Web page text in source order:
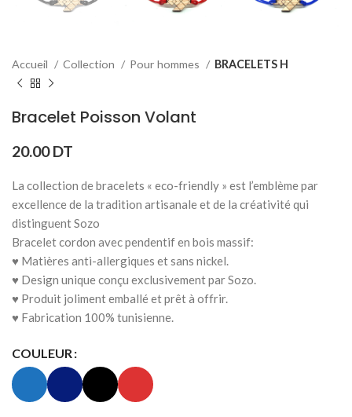
Accueil Collection Pour hommes BRACELETS H
Bracelet Poisson Volant
20.00DT
La collection de bracelets « eco-friendly » est l’emblème par
excellence de la tradition artisanale et de la créativité qui
distinguent Sozo
Bracelet cordon avec pendentif en bois massif:
♥ Matières anti-allergiques et sans nickel.
♥ Design unique conçu exclusivement par Sozo.
♥ Produit joliment emballé et prêt à offrir.
♥ Fabrication 100% tunisienne.
COULEUR